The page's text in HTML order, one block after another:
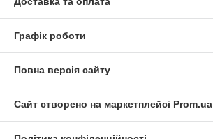
Графік роботи
Повна версія сайту
Сайт створено на маркетплейсі Prom.ua